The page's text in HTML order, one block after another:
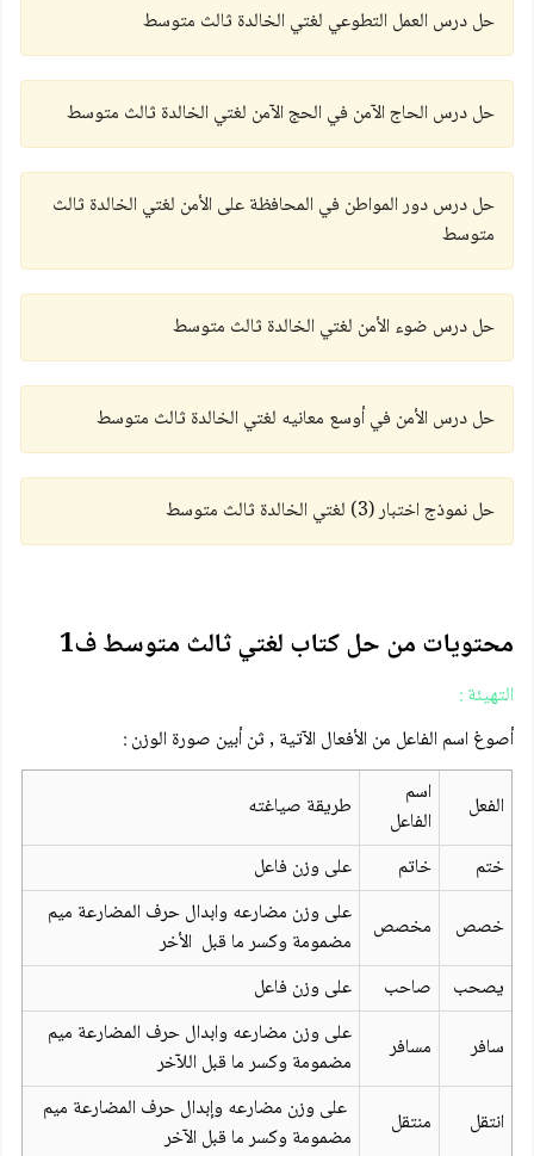
حل درس العمل التطوعي لغتي الخالدة ثالث متوسط
حل درس الحاج الآمن في الحج الآمن لغتي الخالدة ثالث متوسط
حل درس دور المواطن في المحافظة على الأمن لغتي الخالدة ثالث
متوسط
حل درس ضوء الأمن لغتي الخالدة ثالث متوسط
حل درس الأمن في أوسع معانيه لغتي الخالدة ثالث متوسط
حل نموذج اختبار (3) لغتي الخالدة ثالث متوسط
محتويات من حل كتاب لغتي ثالث متوسط ف1
التهيئة :
أصوغ اسم الفاعل من الأفعال الآتية , ثن أبين صورة الوزن :
الفعل
اسم
الفاعل
طريقة صياغته
ختم
خاتم
على وزن فاعل
خصص
مخصص
على وزن مضارعه وابدال حرف المضارعة ميم
مضمومة وكسر ما قبل الأخر
يصحب
صاحب
على وزن فاعل
سافر
مسافر
على وزن مضارعه وابدال حرف المضارعة ميم
مضمومة وكسر ما قبل اللآخر
انتقل
منتقل
على وزن مضارعه وإبدال حرف المضارعة ميم
مضمومة وكسر ما قبل الآخر